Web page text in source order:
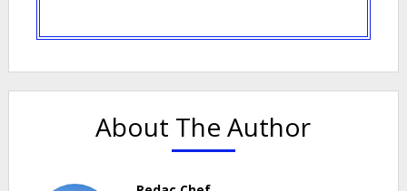
About The Author